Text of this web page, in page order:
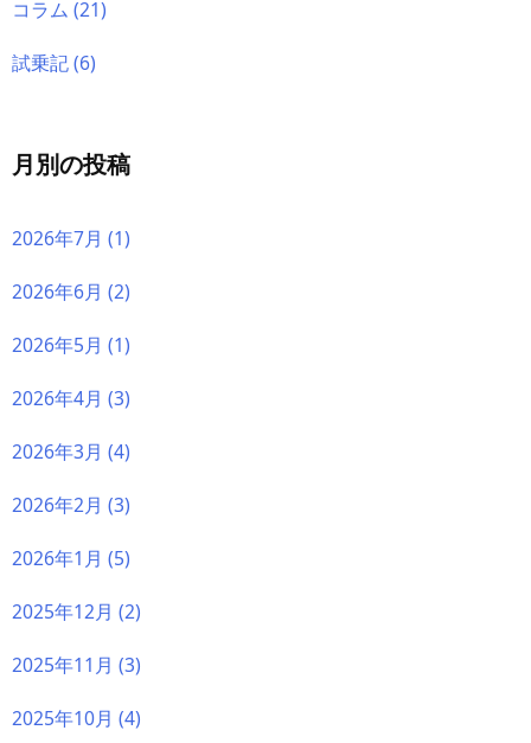
コラム (21)
試乗記(6)
月別の投稿
2026年7月 (1)
2026年6月 (2)
2026年5月 (1)
2026年4月 (3)
2026年3月 (4)
2026年2月 (3)
2026年1月 (5)
2025年12月 (2)
2025年11月 (3)
2025年10月 (4)